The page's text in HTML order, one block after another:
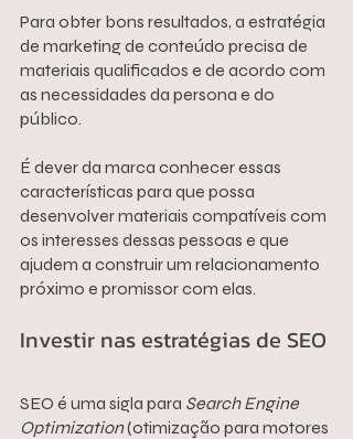
Para obter bons resultados, a estratégia
de marketing de conteúdo precisa de
materiais qualificados e de acordo com
as necessidades da persona e do
público.
É dever da marca conhecer essas
características para que possa
desenvolver materiais compatíveis com
os interesses dessas pessoas e que
ajudem a construir um relacionamento
próximo e promissor com elas.
Investir nas estratégias de SEO
SEO é uma sigla para Search Engine
Optimization (otimização para motores